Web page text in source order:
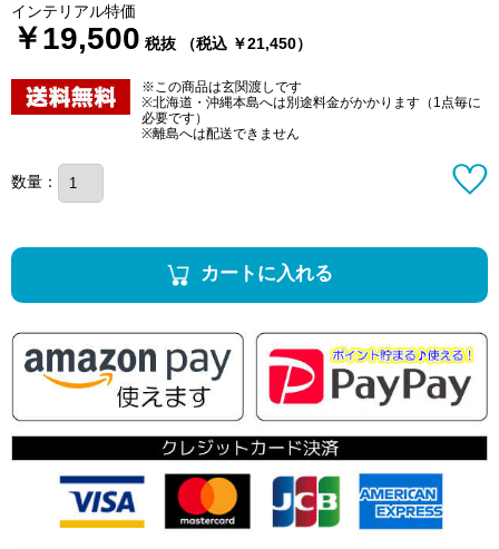
インテリアル特価
￥19,500 税抜 （税込 ￥21,450）
※この商品は玄関渡しです
※北海道・沖縄本島へは別途料金がかかります（1点毎に
必要です）
※離島へは配送できません
数量：
カートに入れる